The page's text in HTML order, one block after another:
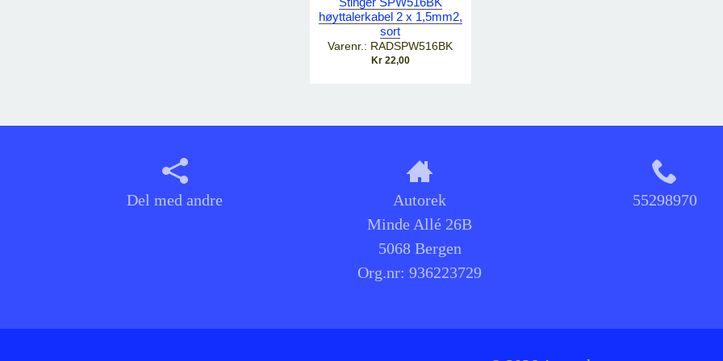
høyttalerkabel 2 x 1,5mm2,
sort
Varenr.: RADSPW516BK
Kr 22,00
Del med andre
Autorek
Minde Allé 26B
5068 Bergen
Org.nr:936223729
55298970